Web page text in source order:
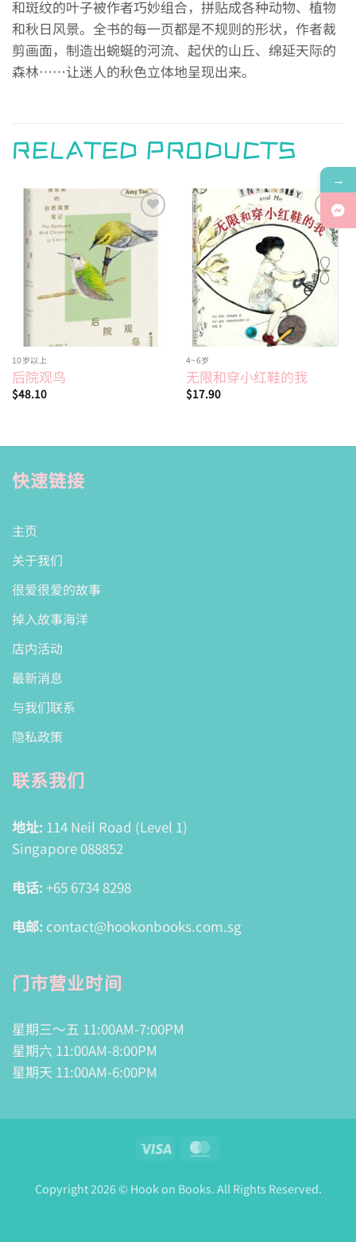
和斑纹的叶子被作者巧妙组合，拼贴成各种动物、植物
和秋日风景。全书的每一页都是不规则的形状，作者裁
剪画面，制造出蜿蜒的河流、起伏的山丘、绵延天际的
森林……让迷人的秋色立体地呈现出来。
RELATED PRODUCTS
Add to
wishlist
10岁以上
后院观鸟
$48.10
Add to
wishlist
4~6岁
无限和穿小红鞋的我
$17.90
快速链接
主页
关于我们
很爱很爱的故事
掉入故事海洋
店内活动
最新消息
与我们联系
隐私政策
联系我们
地址: 114 Neil Road (Level 1)
Singapore 088852
电话: +65 6734 8298
电邮: contact@hookonbooks.com.sg
门市营业时间
星期三～五 11:00AM-7:00PM
星期六 11:00AM-8:00PM
星期天 11:00AM-6:00PM
Visa
Copyright 2026 © Hook on Books. All Rights Reserved.
→